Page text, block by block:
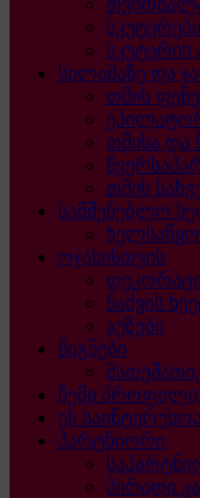
სკუტერის
სილამაზე და
თმის
თმისა და
თმის
სამშენებლო
ოჯახისთვის
ნაძვის
აუზები
წიგნები
ჩემი პროფილი
ეს
პარტნიორი
პირადი